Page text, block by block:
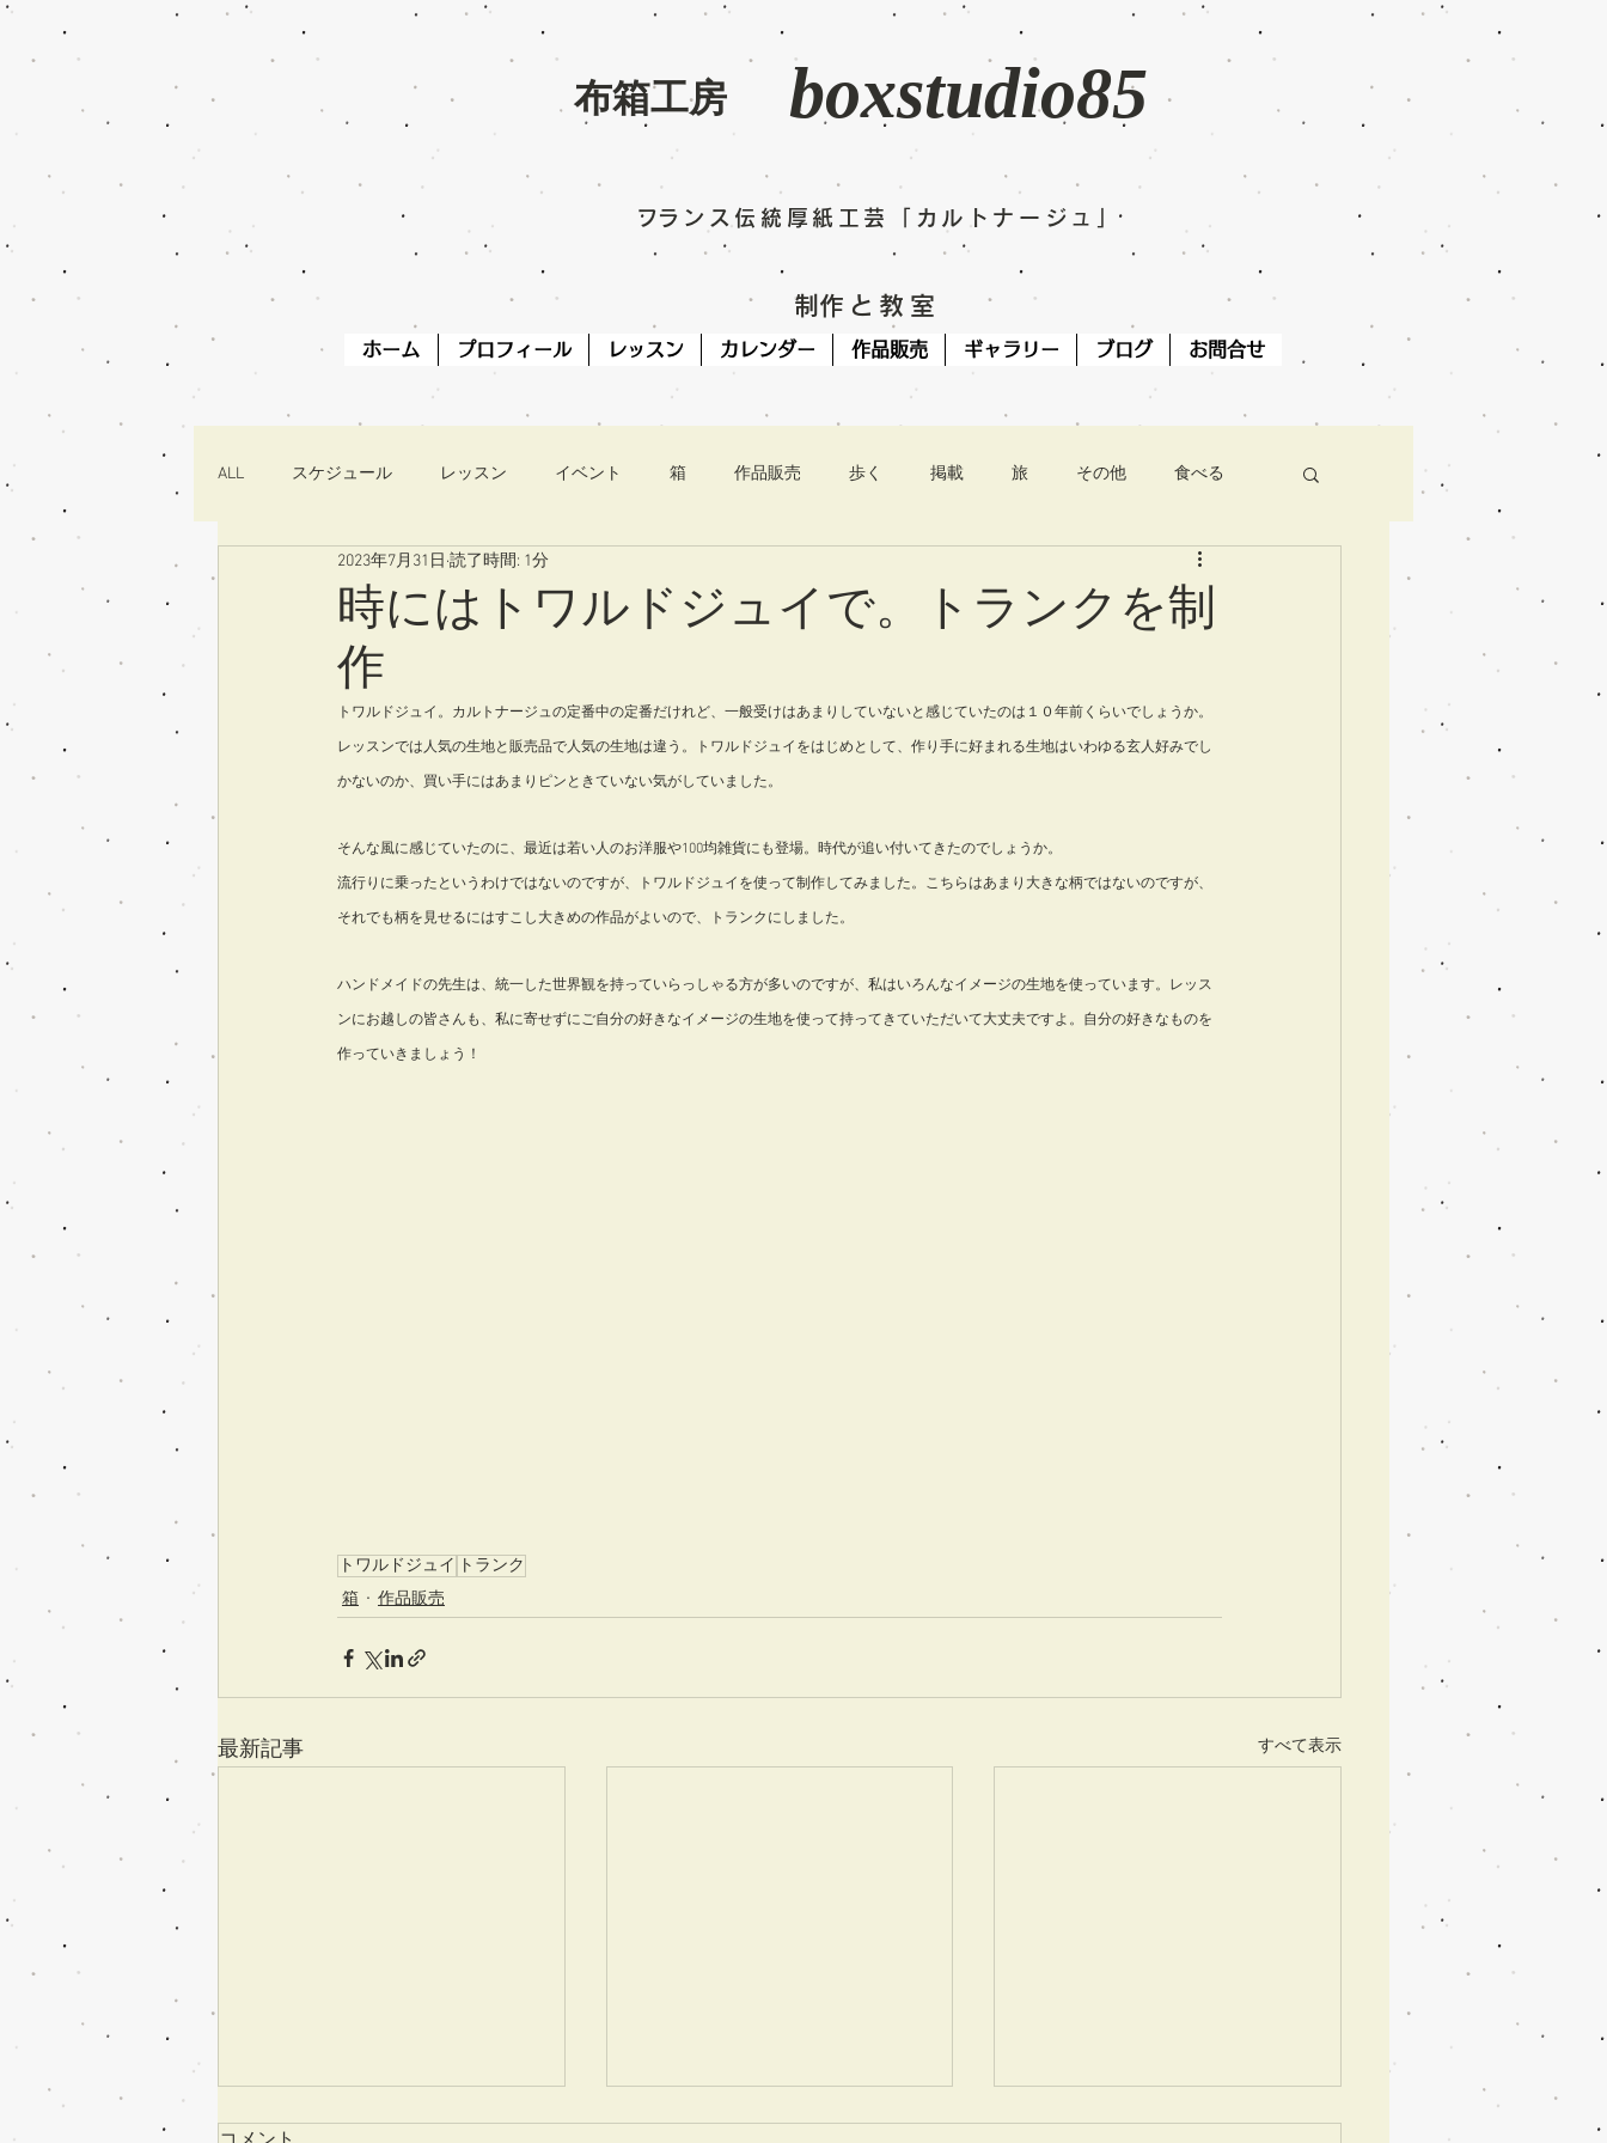
​布箱工房 boxstudio85
​フランス伝統厚紙工芸「カルトナージュ」
​制作と教室
ホーム プロフィール レッスン カレンダー 作品販売 ギャラリー ブログ お問合せ
ALL スケジュール レッスン イベント 箱 作品販売 歩く 掲載 旅 その他 食べる
時にはトワルドジュイで。トランクを制
作
2023年7月31日 読了時間: 1分
トワルドジュイ。カルトナージュの定番中の定番だけれど、一般受けはあまりしていないと感じていたのは１０年前くらいでしょうか。
レッスンでは人気の生地と販売品で人気の生地は違う。トワルドジュイをはじめとして、作り手に好まれる生地はいわゆる玄人好みでし
かないのか、買い手にはあまりピンときていない気がしていました。
そんな風に感じていたのに、最近は若い人のお洋服や100均雑貨にも登場。時代が追い付いてきたのでしょうか。
流行りに乗ったというわけではないのですが、トワルドジュイを使って制作してみました。こちらはあまり大きな柄ではないのですが、
それでも柄を見せるにはすこし大きめの作品がよいので、トランクにしました。
ハンドメイドの先生は、統一した世界観を持っていらっしゃる方が多いのですが、私はいろんなイメージの生地を使っています。レッス
ンにお越しの皆さんも、私に寄せずにご自分の好きなイメージの生地を使って持ってきていただいて大丈夫ですよ。自分の好きなものを
作っていきましょう！
トワルドジュイ トランク
箱
作品販売
最新記事 すべて表示